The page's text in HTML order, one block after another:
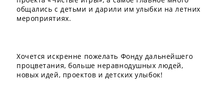
общались с детьми и дарили им улыбки на летних
мероприятиях.
Хочется искренне пожелать Фонду дальнейшего
процветания, больше неравнодушных людей,
новых идей, проектов и детских улыбок!